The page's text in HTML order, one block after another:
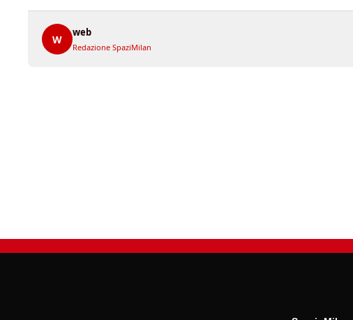
W
web
Redazione SpaziMilan